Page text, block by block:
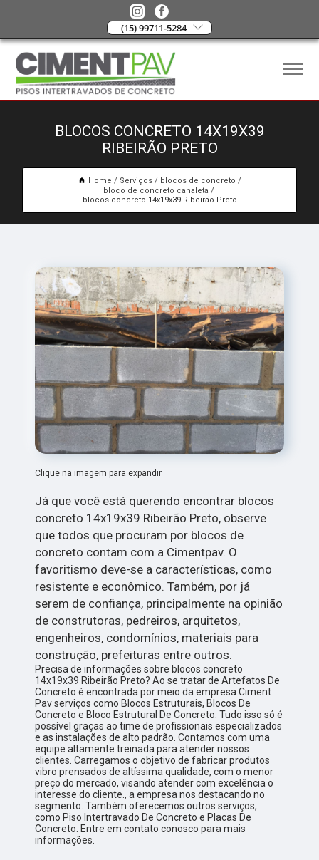
(15) 99711-5284
BLOCOS CONCRETO 14X19X39
RIBEIRÃO PRETO
Home Serviços
blocos de concreto
bloco de concreto canaleta
blocos concreto 14x19x39 Ribeirão Preto
Clique na imagem para expandir
Já que você está querendo encontrar blocos
concreto 14x19x39 Ribeirão Preto, observe
que todos que procuram por blocos de
concreto contam com a Cimentpav. O
favoritismo deve-se a características, como
resistente e econômico. Também, por já
serem de confiança, principalmente na opinião
de construtoras, pedreiros, arquitetos,
engenheiros, condomínios, materiais para
construção, prefeituras entre outros.
Precisa de informações sobre blocos concreto
14x19x39 Ribeirão Preto? Ao se tratar de Artefatos De
Concreto é encontrada por meio da empresa Ciment
Pav serviços como Blocos Estruturais, Blocos De
Concreto e Bloco Estrutural De Concreto. Tudo isso só é
possível graças ao time de profissionais especializados
e as instalações de alto padrão. Contamos com uma
equipe altamente treinada para atender nossos
clientes. Carregamos o objetivo de fabricar produtos
vibro prensados de altíssima qualidade, com o menor
preço do mercado, visando atender com excelência o
interesse do cliente., a empresa nos destacando no
segmento. Também oferecemos outros serviços,
como Piso Intertravado De Concreto e Placas De
Concreto. Entre em contato conosco para mais
informações.